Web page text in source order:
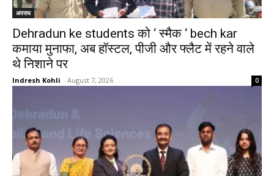
अपराध
Dehradun ke students को ‘ स्मैक ‘ bech kar
कमाया मुनाफा, अब हॉस्टल, पीजी और फ्लैट में रहने वाले
थे निशाने पर
Indresh Kohli - August 7, 2026 0